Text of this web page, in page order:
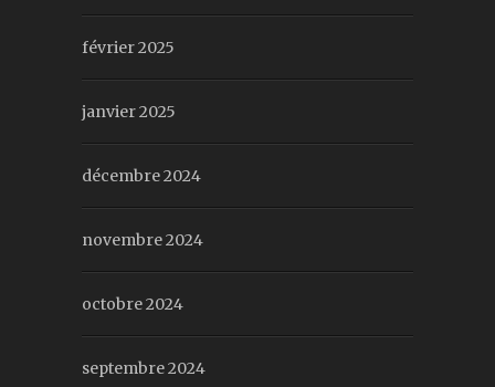
février 2025
janvier 2025
décembre 2024
novembre 2024
octobre 2024
septembre 2024